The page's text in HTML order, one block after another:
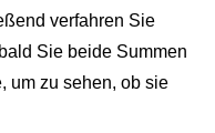
verfahren Sie
Sie beide Summen
um zu sehen, ob sie